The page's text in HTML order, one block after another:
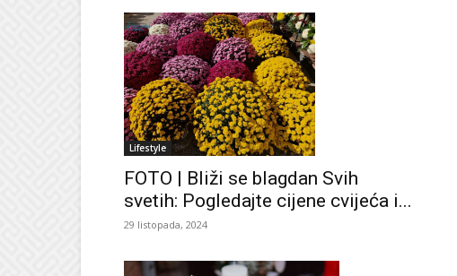
Lifestyle
FOTO | Bliži se blagdan Svih
svetih: Pogledajte cijene cvijeća i...
29 listopada, 2024